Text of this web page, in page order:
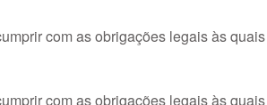
com as obrigações legais às
com as obrigações legais às